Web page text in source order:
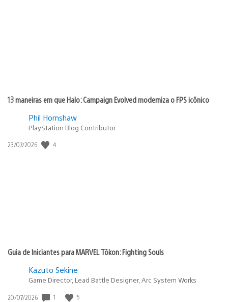
13 maneiras em que Halo: Campaign Evolved moderniza o FPS icônico
Phil Hornshaw
PlayStation Blog Contributor
Data
23/07/2026 4
Guia de Iniciantes para MARVEL Tōkon: Fighting Souls
Kazuto Sekine
Game Director, Lead Battle Designer, Arc System Works
Data
20/07/2026 1 5